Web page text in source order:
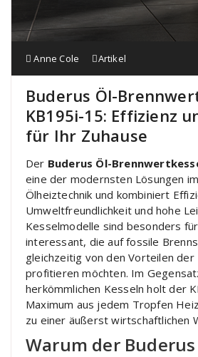
Anne Cole Artikel
Buderus Öl-
KB195i-15: Effizienz
für Ihr Zuhause
Der Buderus Öl-
eine der modernsten Lösungen
Ölheiztechnik und kombiniert
Umweltfreundlichkeit und hohe
Kesselmodelle sind besonders
interessant, die auf fossile
gleichzeitig von den Vorteilen
profitieren möchten. Im
herkömmlichen Kesseln holt der
Maximum aus jedem Tropfen
zu einer äußerst wirtschaftlichen
Warum der Buderus